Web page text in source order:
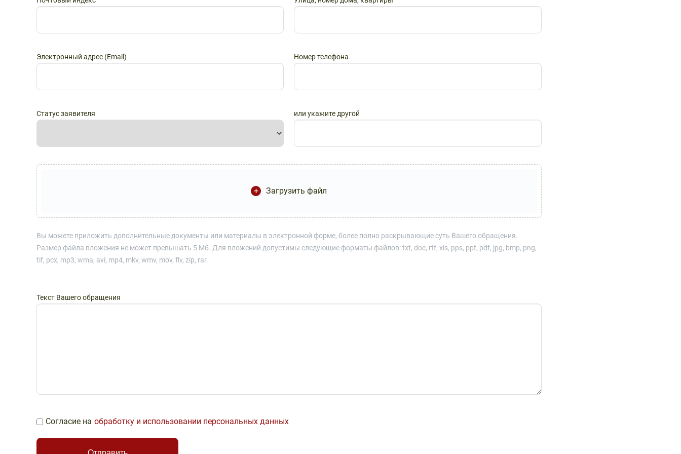
Электронный адрес (Email) Номер телефона
Статус заявителя или укажите другой
Загрузить файл
Вы можете приложить дополнительные документы или материалы в электронной форме, более полно раскрывающие суть Вашего обращения.
Размер файла вложения не может превышать 5 Мб. Для вложений допустимы следующие форматы файлов: txt, doc, rtf, xls, pps, ppt, pdf, jpg, bmp, png,
tif, pcx, mp3, wma, avi, mp4, mkv, wmv, mov, flv, zip, rar.
Текст Вашего обращения
Согласие на обработку и использовании персональных данных